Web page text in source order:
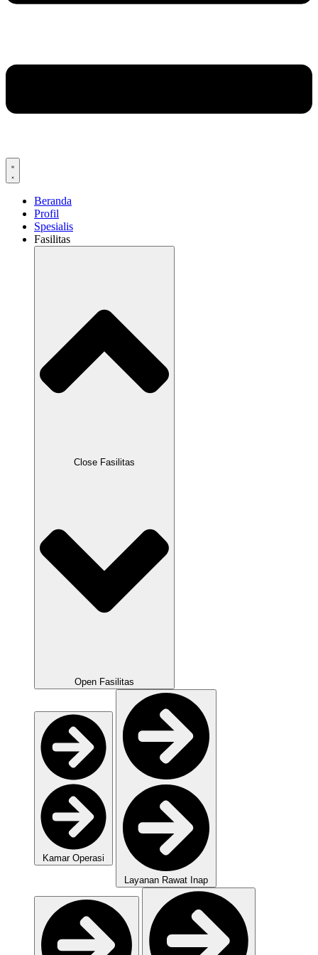
Beranda
Profil
Spesialis
Fasilitas
Close Fasilitas
Open Fasilitas
Kamar Operasi
Layanan Rawat Inap